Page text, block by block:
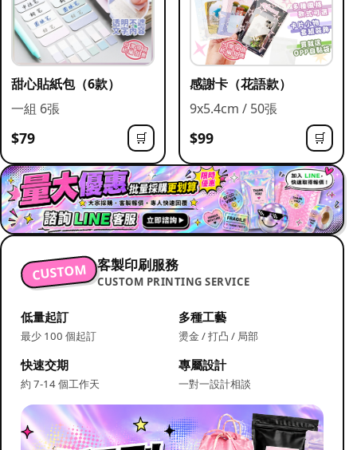
甜心貼紙包（6款）
一組 6張
$79 🛒
感謝卡（花語款）
9x5.4cm / 50張
$99 🛒
CUSTOM 客製印刷服務
CUSTOM PRINTING SERVICE
低量起訂
最少 100 個起訂
多種工藝
燙金 / 打凸 / 局部
快速交期
約 7-14 個工作天
專屬設計
一對一設計相談